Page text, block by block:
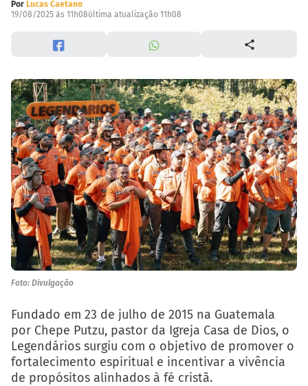
Por Lucas Caetano
19/08/2025 às 11h08última atualização 11h08
Foto: Divulgação
Fundado em 23 de julho de 2015 na Guatemala
por Chepe Putzu, pastor da Igreja Casa de Dios, o
Legendários surgiu com o objetivo de promover o
fortalecimento espiritual e incentivar a vivência
de propósitos alinhados à fé cristã.